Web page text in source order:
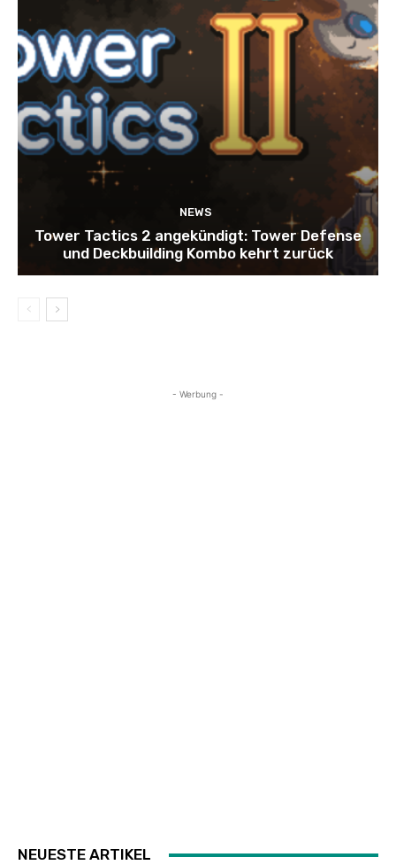
NEWS
Tower Tactics 2 angekündigt: Tower Defense
und Deckbuilding Kombo kehrt zurück
- Werbung -
NEUESTE ARTIKEL